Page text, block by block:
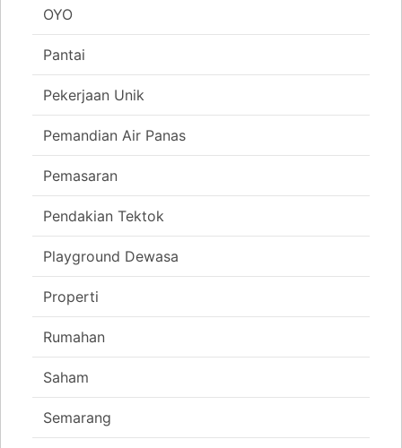
OYO
Pantai
Pekerjaan Unik
Pemandian Air Panas
Pemasaran
Pendakian Tektok
Playground Dewasa
Properti
Rumahan
Saham
Semarang